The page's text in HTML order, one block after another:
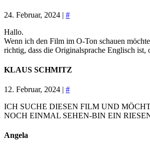
24. Februar, 2024 | #
Hallo.
Wenn ich den Film im O-Ton schauen
richtig, dass die Originalsprache Englisch ist,
KLAUS SCHMITZ
12. Februar, 2024 | #
ICH SUCHE DIESEN FILM UND
NOCH EINMAL SEHEN-BIN EIN
Angela